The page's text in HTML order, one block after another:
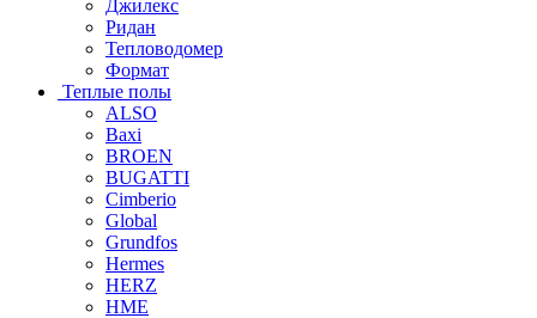
Джилекс
Ридан
Тепловодомер
Формат
Теплые полы
ALSO
Baxi
BROEN
BUGATTI
Cimberio
Global
Grundfos
Hermes
HERZ
HME